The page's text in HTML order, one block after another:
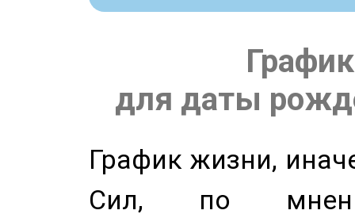
для даты
График жизни,
Сил, по